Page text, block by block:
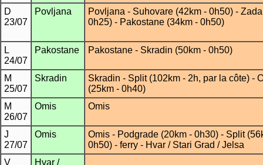
D
23/07
Povljana
Povljana - Suhovare (42km - 0h50) -
0h25) - Pakostane (34km - 0h50)
L
24/07
Pakostane Pakostane - Skradin (50km - 0h50)
M
25/07
Skradin
Skradin - Split (102km - 2h, par la côte) -
(25km - 0h40)
M
26/07
Omis Omis
J
27/07
Omis
Omis - Podgrade (20km - 0h30) - Split
0h50) - ferry - Hvar / Stari Grad / Jelsa
V
Hvar /